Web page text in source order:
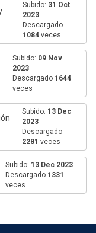
Subido: 31 Oct
2023
Descargado
1084veces
Subido: 09 Nov
2023
Descargado 1644
veces
Subido: 13 Dec
2023
Descargado
2281 veces
Subido: 13 Dec 2023
Descargado 1331
veces